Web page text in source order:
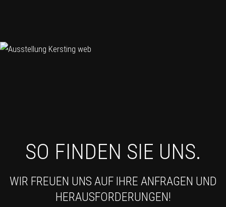
SO FINDEN SIE UNS.
WIR FREUEN UNS AUF IHRE ANFRAGEN UND
HERAUSFORDERUNGEN!